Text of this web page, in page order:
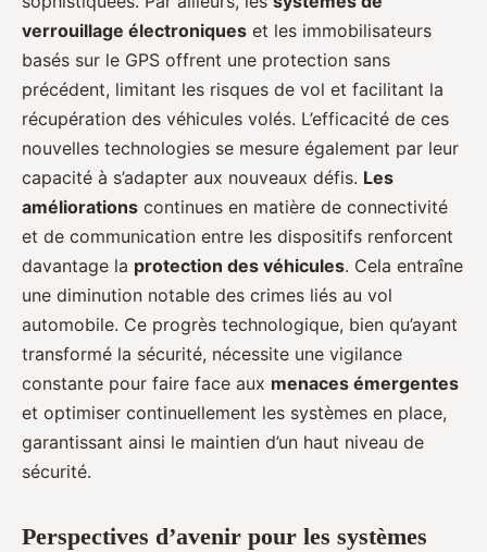
verrouillage électroniques et les immobilisateurs
basés sur le GPS offrent une protection sans
précédent, limitant les risques de vol et facilitant la
récupération des véhicules volés. L’efficacité de ces
nouvelles technologies se mesure également par leur
capacité à s’adapter aux nouveaux défis. Les
améliorations continues en matière de connectivité
et de communication entre les dispositifs renforcent
davantage la protection des véhicules. Cela entraîne
une diminution notable des crimes liés au vol
automobile. Ce progrès technologique, bien qu’ayant
transformé la sécurité, nécessite une vigilance
constante pour faire face aux menaces émergentes
et optimiser continuellement les systèmes en place,
garantissant ainsi le maintien d’un haut niveau de
sécurité.
Perspectives d’avenir pour les systèmes